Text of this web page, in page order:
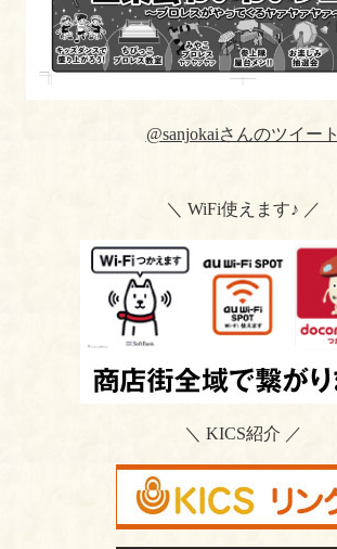
@sanjokaiさんのツイート
＼ WiFi使えます♪ ／
＼ KICS紹介 ／